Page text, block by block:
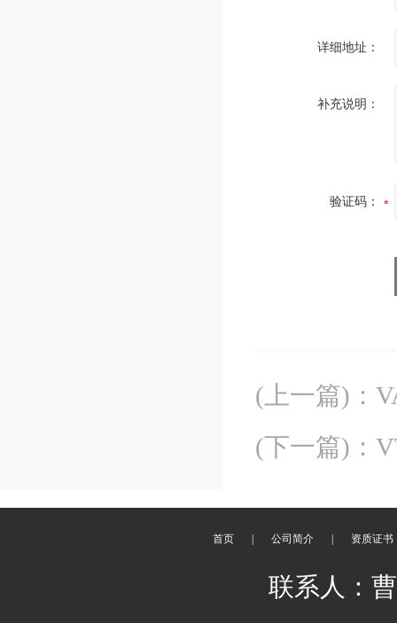
详细地址：
补充说明：
验证码：
(上一篇) ：
(下一篇) ：
首页 公司简介 资质证书
联系人：